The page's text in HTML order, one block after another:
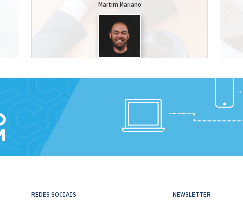
Martim Mariano
REDES SOCIAIS NEWSLETTER